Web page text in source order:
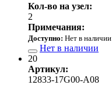
Кол-во на узел:
2
Примечания:
Доступно: Нет в наличии
Нет в наличии
20
Артикул:
12833-17G00-A08